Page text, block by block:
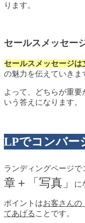
ります。
セールスメッセー
セールスメッセージは
の魅力を伝えていきま
よって、どちらが重
いう答えになります。
LPでコンバー
ランディングページで
章＋「写真」
に
ポイントはお客さんの
てあげる ことです。